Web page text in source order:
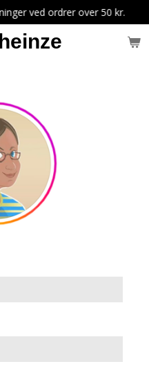
ved ordrer over 50 kr.